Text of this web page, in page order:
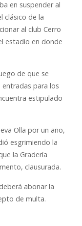
en suspender al
clásico de la
al club Cerro
estadio en donde
de que se
para los
estipulado
Olla por un año,
esgrimiendo la
la Gradería
clausurada.
abonar la
de multa.